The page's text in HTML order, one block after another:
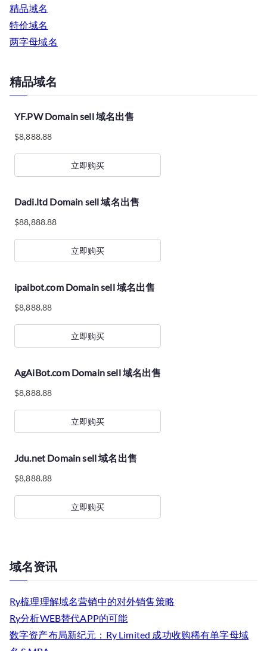
精品域名
特价域名
两字母域名
精品域名
YF.PW Domain sell 域名出售
$8,888.88
立即购买
Dadi.ltd Domain sell 域名出售
$88,888.88
立即购买
ipaibot.com Domain sell 域名出售
$8,888.88
立即购买
AgAiBot.com Domain sell 域名出售
$8,888.88
立即购买
Jdu.net Domain sell 域名出售
$8,888.88
立即购买
域名资讯
Ry梳理理解域名营销中的对外销售策略
Ry分析WEB替代APP的可能
数字资产布局新纪元：Ry Limited 成功收购稀有单字母域